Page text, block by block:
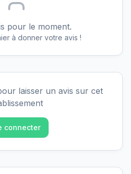
pour le moment.
à donner votre avis !
laisser un avis sur cet
connecter